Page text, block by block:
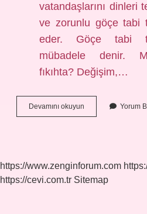
vatandaşlarını dinleri
ve zorunlu göçe tabi
eder. Göçe tabi
mübadele denir.
fıkıhta? Değişim,…
Devamını okuyun Mübadele
Ne
Yorum
https://www.zenginforum.com
https://cevi.com.tr Sitemap